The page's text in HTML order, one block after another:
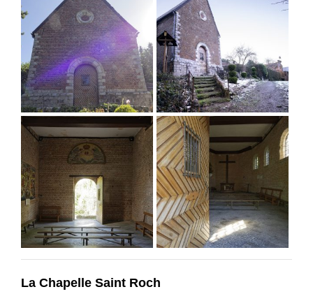
La Chapelle Saint Roch